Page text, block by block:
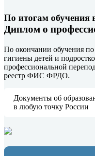
По итогам обучения
Диплом о
По окончании обучения
гигиены детей и
профессиональной
реестр ФИС ФРДО.
Документы об
в любую точку России